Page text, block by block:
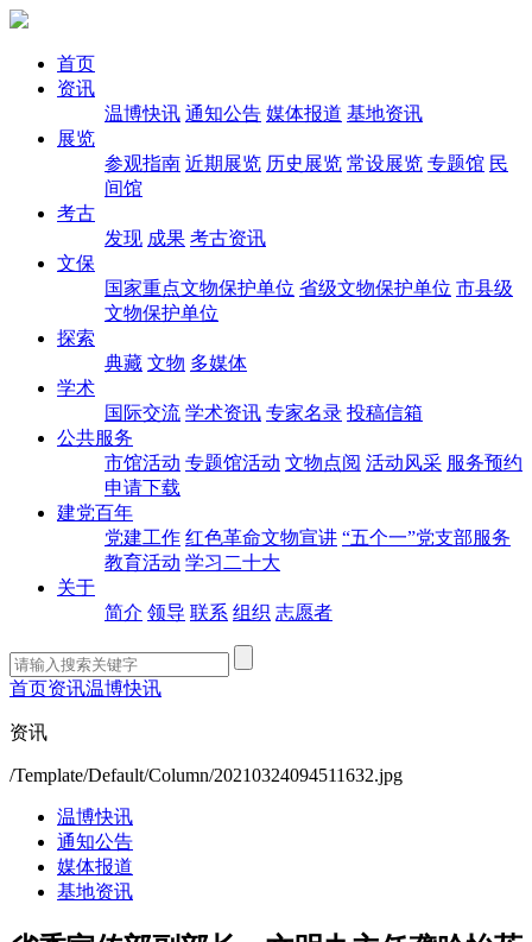
首页
资讯
温博快讯 通知公告 媒体报道 基地资讯
展览
参观指南 近期展览 历史展览 常设展览 专题馆 民
间馆
考古
发现 成果 考古资讯
文保
国家重点文物保护单位 省级文物保护单位 市县级
文物保护单位
探索
典藏 文物 多媒体
学术
国际交流 学术资讯 专家名录 投稿信箱
公共服务
市馆活动 专题馆活动 文物点阅 活动风采 服务预约
申请下载
建党百年
党建工作 红色革命文物宣讲 “五个一”党支部服务
教育活动 学习二十大
关于
简介 领导 联系 组织 志愿者
首页资讯温博快讯
资讯
/Template/Default/Column/20210324094511632.jpg
温博快讯
通知公告
媒体报道
基地资讯